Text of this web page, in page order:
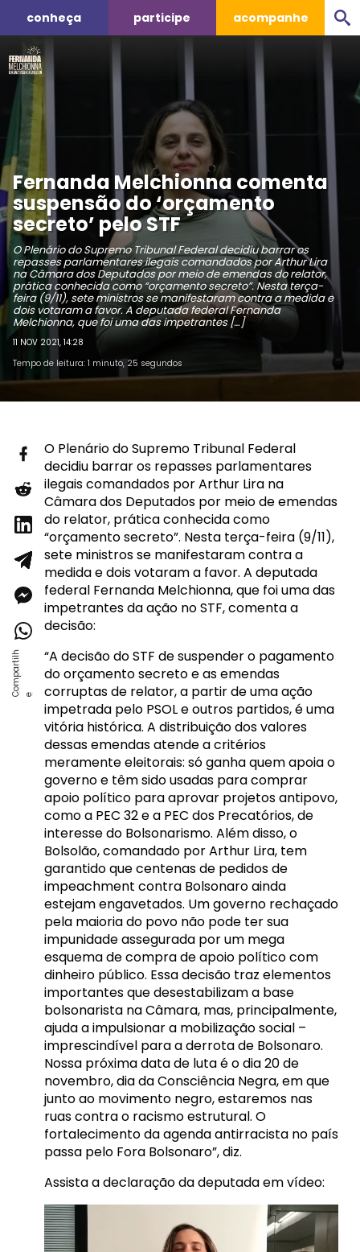
conheça participe acompanhe
Fernanda Melchionna comenta
suspensão do ‘orçamento
secreto’ pelo STF
O Plenário do Supremo Tribunal Federal decidiu barrar os
repasses parlamentares ilegais comandados por Arthur Lira
na Câmara dos Deputados por meio de emendas do relator,
prática conhecida como “orçamento secreto”. Nesta terça-
feira (9/11), sete ministros se manifestaram contra a medida e
dois votaram a favor. A deputada federal Fernanda
Melchionna, que foi uma das impetrantes […]
11 NOV 2021, 14:28
Tempo de leitura: 1 minuto, 25 segundos
O Plenário do Supremo Tribunal Federal
decidiu barrar os repasses parlamentares
ilegais comandados por Arthur Lira na
Câmara dos Deputados por meio de emendas
do relator, prática conhecida como
“orçamento secreto”. Nesta terça-feira (9/11),
sete ministros se manifestaram contra a
medida e dois votaram a favor. A deputada
federal Fernanda Melchionna, que foi uma das
impetrantes da ação no STF, comenta a
decisão:
“A decisão do STF de suspender o pagamento
do orçamento secreto e as emendas
corruptas de relator, a partir de uma ação
impetrada pelo PSOL e outros partidos, é uma
vitória histórica. A distribuição dos valores
dessas emendas atende a critérios
meramente eleitorais: só ganha quem apoia o
governo e têm sido usadas para comprar
apoio político para aprovar projetos antipovo,
como a PEC 32 e a PEC dos Precatórios, de
interesse do Bolsonarismo. Além disso, o
Bolsolão, comandado por Arthur Lira, tem
garantido que centenas de pedidos de
impeachment contra Bolsonaro ainda
estejam engavetados. Um governo rechaçado
pela maioria do povo não pode ter sua
impunidade assegurada por um mega
esquema de compra de apoio político com
dinheiro público. Essa decisão traz elementos
importantes que desestabilizam a base
bolsonarista na Câmara, mas, principalmente,
ajuda a impulsionar a mobilização social –
imprescindível para a derrota de Bolsonaro.
Nossa próxima data de luta é o dia 20 de
novembro, dia da Consciência Negra, em que
junto ao movimento negro, estaremos nas
ruas contra o racismo estrutural. O
fortalecimento da agenda antirracista no país
passa pelo Fora Bolsonaro”, diz.
Assista a declaração da deputada em vídeo: